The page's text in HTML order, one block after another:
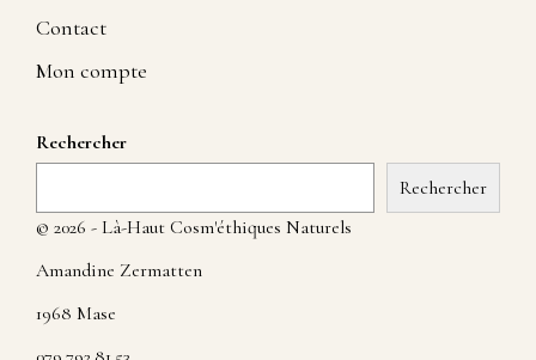
Contact
Mon compte
Rechercher
Rechercher
© 2026 - Là-Haut Cosm'éthiques Naturels
Amandine Zermatten
1968 Mase